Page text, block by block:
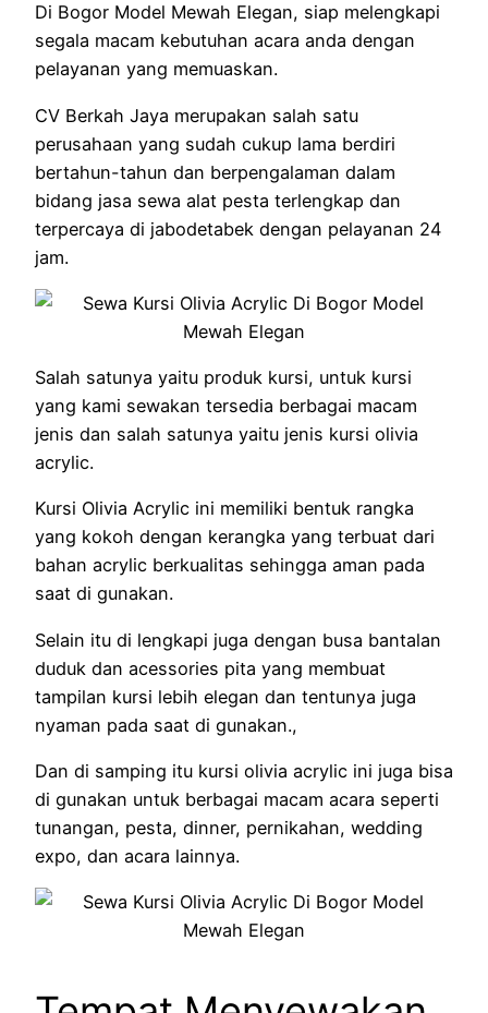
Di Bogor Model Mewah Elegan, siap melengkapi
segala macam kebutuhan acara anda dengan
pelayanan yang memuaskan.
CV Berkah Jaya merupakan salah satu
perusahaan yang sudah cukup lama berdiri
bertahun-tahun dan berpengalaman dalam
bidang jasa sewa alat pesta terlengkap dan
terpercaya di jabodetabek dengan pelayanan 24
jam.
Salah satunya yaitu produk kursi, untuk kursi
yang kami sewakan tersedia berbagai macam
jenis dan salah satunya yaitu jenis kursi olivia
acrylic.
Kursi Olivia Acrylic ini memiliki bentuk rangka
yang kokoh dengan kerangka yang terbuat dari
bahan acrylic berkualitas sehingga aman pada
saat di gunakan.
Selain itu di lengkapi juga dengan busa bantalan
duduk dan acessories pita yang membuat
tampilan kursi lebih elegan dan tentunya juga
nyaman pada saat di gunakan.,
Dan di samping itu kursi olivia acrylic ini juga bisa
di gunakan untuk berbagai macam acara seperti
tunangan, pesta, dinner, pernikahan, wedding
expo, dan acara lainnya.